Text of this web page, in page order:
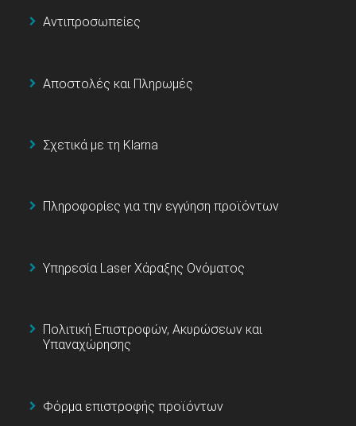
Αντιπροσωπείες
Αποστολές και Πληρωμές
Σχετικά με τη Klarna
Πληροφορίες για την εγγύηση προϊόντων
Υπηρεσία Laser Χάραξης Ονόματος
Πολιτική Επιστροφών, Ακυρώσεων και
Υπαναχώρησης
Φόρμα επιστροφής προϊόντων